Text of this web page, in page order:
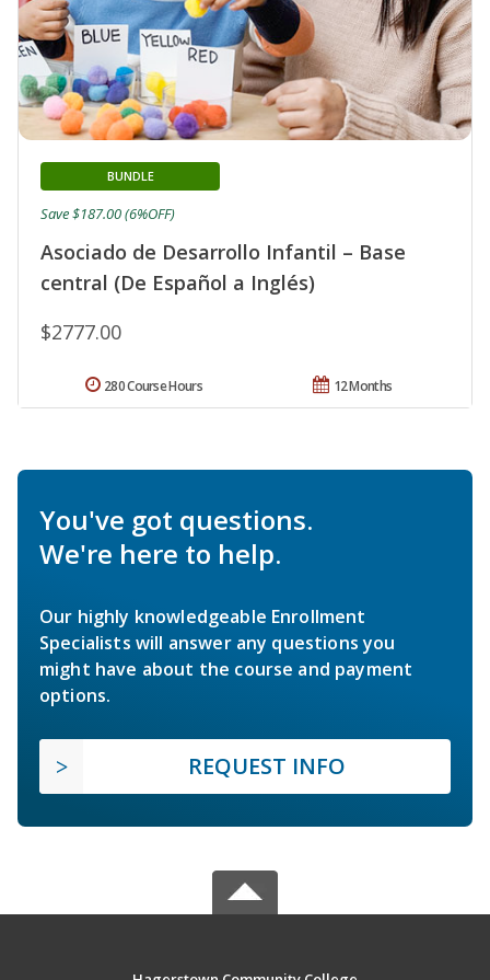
Asociado de Desarrollo Infantil – Base
central (De Español a Inglés)
BUNDLE
$2777.00
Save $187.00 (6%OFF)
12 Months
280 Course Hours
You've got questions.
We're here to help.
Our highly knowledgeable Enrollment
Specialists will answer any questions you
might have about the course and payment
options.
REQUEST INFO